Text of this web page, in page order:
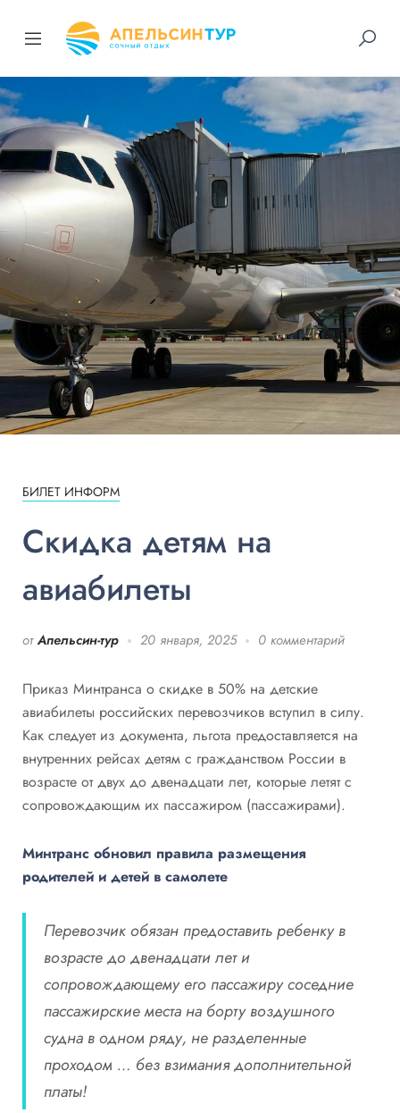
БИЛЕТ ИНФОРМ
Cкидка детям на
авиабилеты
от Апельсин-тур 20 января, 2025 0 комментарий
Приказ Минтранса о скидке в 50% на детские
авиабилеты российских перевозчиков вступил в силу.
Как следует из документа, льгота предоставляется на
внутренних рейсах детям с гражданством России в
возрасте от двух до двенадцати лет, которые летят с
сопровождающим их пассажиром (пассажирами).
Минтранс обновил правила размещения
родителей и детей в самолете
Перевозчик обязан предоставить ребенку в
возрасте до двенадцати лет и
сопровождающему его пассажиру соседние
пассажирские места на борту воздушного
судна в одном ряду, не разделенные
проходом … без взимания дополнительной
платы!